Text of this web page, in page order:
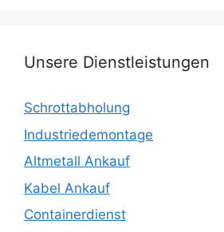
Unsere Dienstleistungen
Schrottabholung
Industriedemontage
Altmetall Ankauf
Kabel Ankauf
Containerdienst